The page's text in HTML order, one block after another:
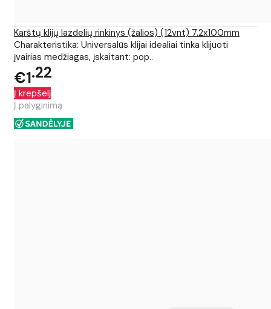
Karštų klijų lazdelių rinkinys (žalios) (12vnt) 7.2x100mm
Charakteristika: Universalūs klijai idealiai tinka klijuoti
įvairias medžiagas, įskaitant: pop..
€1 22
Į krepšelį
Į palyginimą